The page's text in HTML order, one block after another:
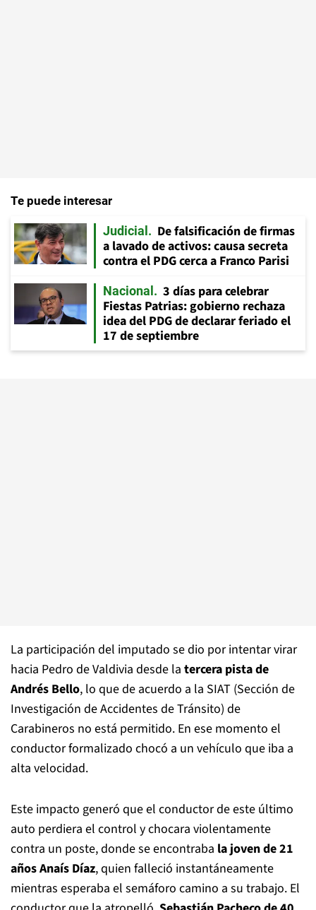
Te puede interesar
Judicial
De falsificación de firmas
a lavado de activos: causa secreta
contra el PDG cerca a Franco Parisi
Nacional
3 días para celebrar
Fiestas Patrias: gobierno rechaza
idea del PDG de declarar feriado el
17 de septiembre
La participación del imputado se dio por intentar virar
hacia Pedro de Valdivia desde la tercera pista de
Andrés Bello, lo que de acuerdo a la SIAT (Sección de
Investigación de Accidentes de Tránsito) de
Carabineros no está permitido. En ese momento el
conductor formalizado chocó a un vehículo que iba a
alta velocidad.
Este impacto generó que el conductor de este último
auto perdiera el control y chocara violentamente
contra un poste, donde se encontraba la joven de 21
años Anaís Díaz, quien falleció instantáneamente
mientras esperaba el semáforo camino a su trabajo. El